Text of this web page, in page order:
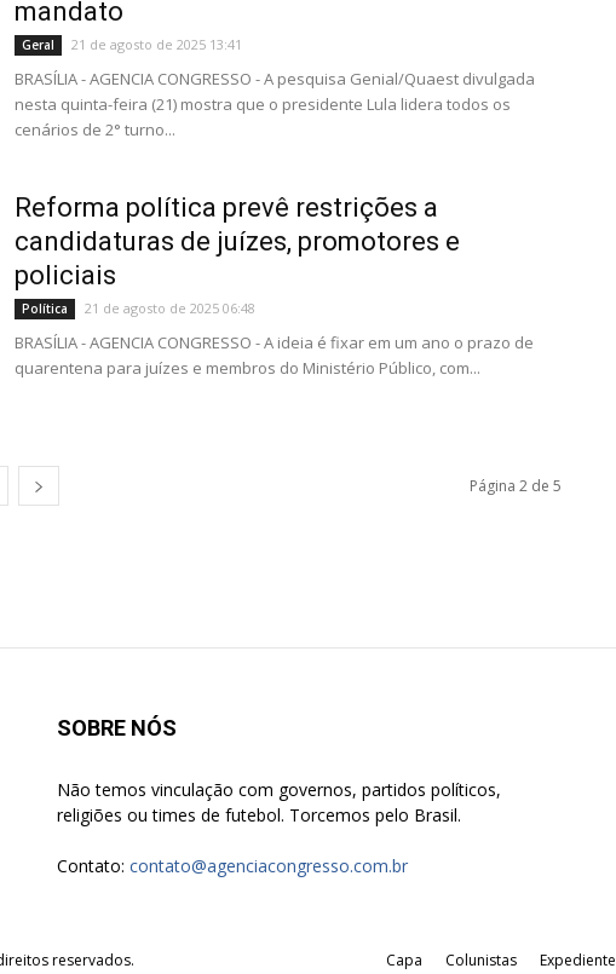
mandato
Geral 21 de agosto de 2025 13:41
BRASÍLIA - AGENCIA CONGRESSO - A pesquisa Genial/Quaest divulgada
nesta quinta-feira (21) mostra que o presidente Lula lidera todos os
cenários de 2° turno...
Reforma política prevê restrições a
candidaturas de juízes, promotores e
policiais
Política 21 de agosto de 2025 06:48
BRASÍLIA - AGENCIA CONGRESSO - A ideia é fixar em um ano o prazo de
quarentena para juízes e membros do Ministério Público, com...
Página 2 de 5
SOBRE NÓS
Não temos vinculação com governos, partidos políticos,
religiões ou times de futebol. Torcemos pelo Brasil.
Contato: contato@agenciacongresso.com.br
Capa Colunistas Expediente
reservados.